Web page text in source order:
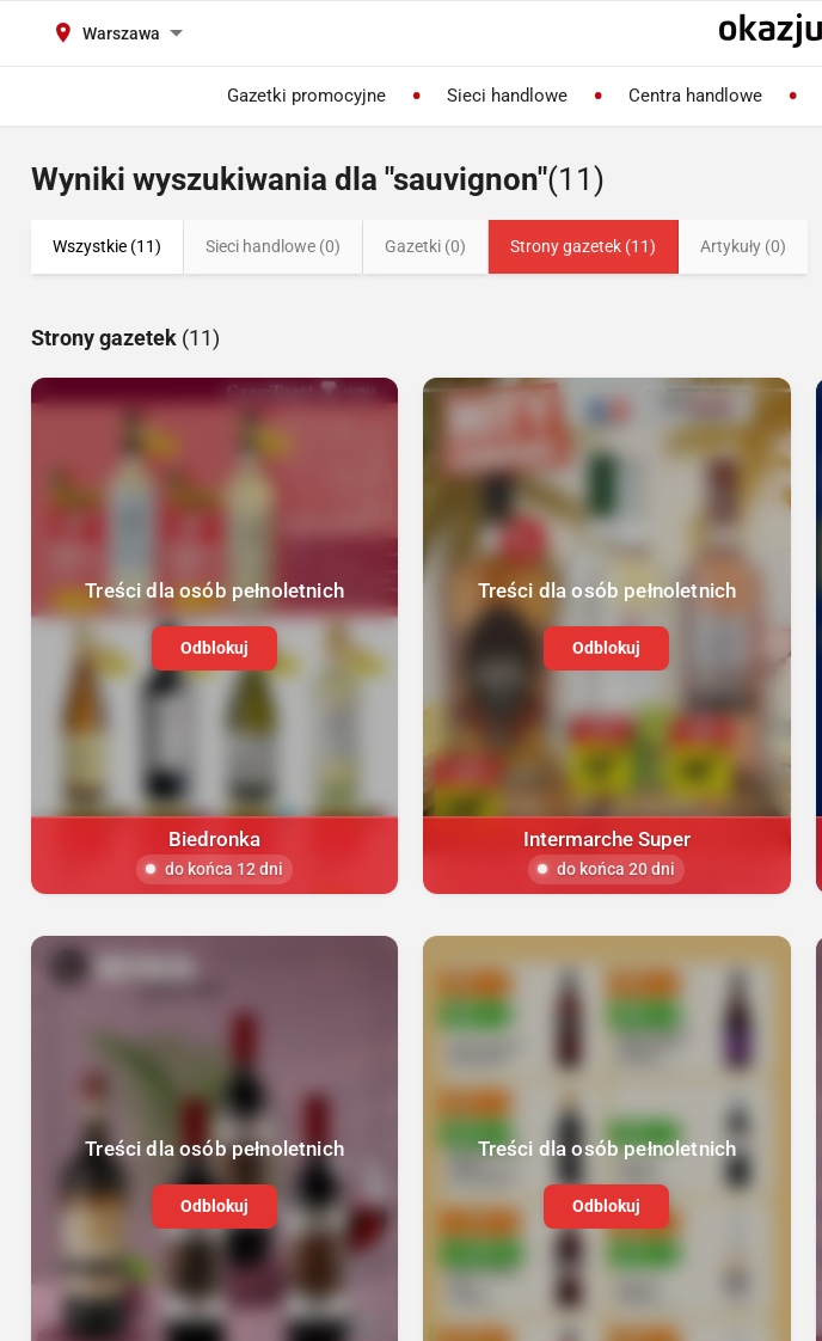
Warszawa
Gazetki promocyjne Sieci handlowe Centra handlowe
Wyniki wyszukiwania dla "sauvignon"(11)
Wszystkie (11) Sieci handlowe (0) Gazetki (0) Strony gazetek (11) Artykuły (0)
Strony gazetek (11)
Treści dla osób pełnoletnich
Odblokuj
Biedronka
do końca 12 dni
Treści dla osób pełnoletnich
Odblokuj
Intermarche Super
do końca 20 dni
Treści dla osób pełnoletnich
Odblokuj
Treści dla osób pełnoletnich
Odblokuj